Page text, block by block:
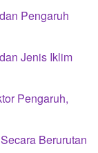
Pengaruh
Jenis Iklim
Pengaruh,
Berurutan